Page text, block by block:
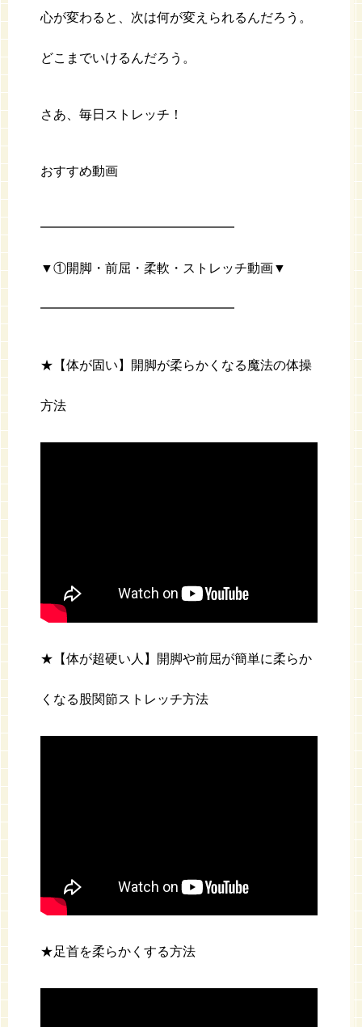
心が変わると、次は何が変えられるんだろう。
どこまでいけるんだろう。
さあ、毎日ストレッチ！
おすすめ動画
━━━━━━━━━━━━━━━
▼①開脚・前屈・柔軟・ストレッチ動画▼
━━━━━━━━━━━━━━━
★【体が固い】開脚が柔らかくなる魔法の体操
方法
★【体が超硬い人】開脚や前屈が簡単に柔らか
くなる股関節ストレッチ方法
★足首を柔らかくする方法